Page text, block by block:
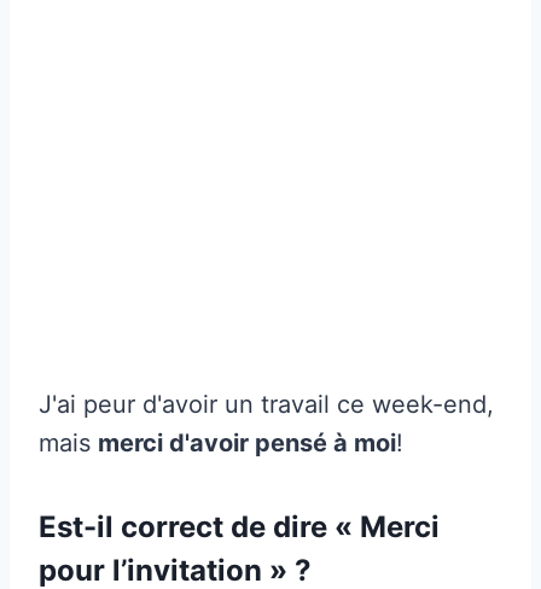
J'ai peur d'avoir un travail ce week-end,
mais merci d'avoir pensé à moi!
Est-il correct de dire « Merci
pour l’invitation » ?